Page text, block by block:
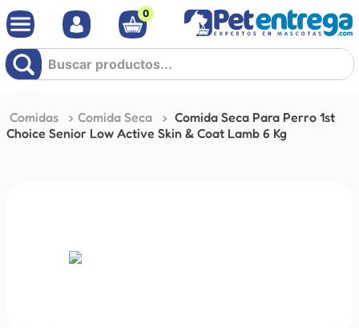
0
Buscar productos...
Comidas Comida Seca
Comida Seca Para Perro 1st
Choice Senior Low Active Skin & Coat Lamb 6 Kg